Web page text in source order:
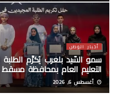
أخبار الوطن
سمو السّيد بلعرب يُكرِّم
التعليم العام بمحافظة مسقط
أغسطس 6, 2026